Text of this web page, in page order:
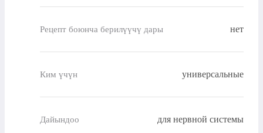
Рецепт боюнча берилүүчү дары нет
Ким үчүн универсальные
Дайындоо для нервной системы